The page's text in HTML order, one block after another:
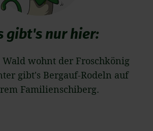
gibt's nur hier:
wohnt der Froschkönig
gibt's Bergauf-Rodeln auf
Familienschiberg.